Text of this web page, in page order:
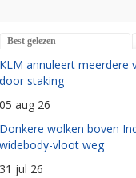
Best gelezen
KLM annuleert meerdere
door staking
05 aug 26
Donkere wolken boven
widebody-vloot weg
31 jul 26